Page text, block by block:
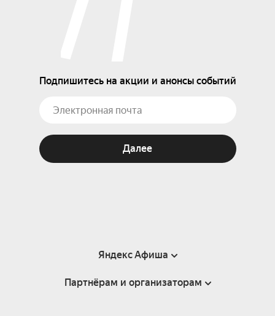
Подпишитесь на акции и анонсы событий
Далее
Яндекс Афиша
Справка
Партнёрам и организаторам